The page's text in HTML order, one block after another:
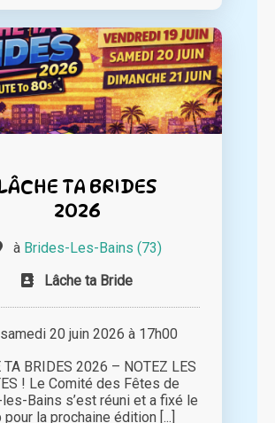
TA BRIDES
2026
à Brides-Les-Bains (73)
Lâche ta Bride
20 juin 2026 à 17h00
TA BRIDES 2026 – NOTEZ LES
! Le Comité des Fêtes de
Bains s’est réuni et a fixé le
pour la prochaine édition [...]